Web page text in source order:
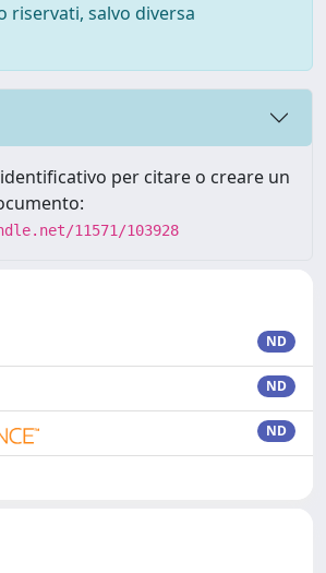
salvo diversa
per citare o creare un
11571/103928
ND
ND
ND